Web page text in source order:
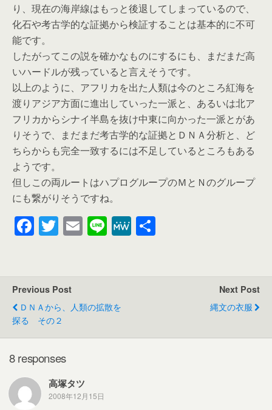
り、現在の海岸線はもっと後退してしまっているので、
化石や考古学的な証拠から検証することは基本的に不可
能です。
したがってこの説を確かなものにするにも、まだまだ高
いハードルが残っていると言えそうです。
以上のように、アフリカを出た人類は今のところ紅海を
渡りアジア方面に進出していった一派と、あるいは北ア
フリカからシナイ半島を抜け中東に向かった一派とがあ
りそうで、まだまだ考古学的な証拠とＤＮＡ分析と、ど
ちらからも完全一致するには不足しているところもある
ようです。
但しこの両ルートはハプログループのＭとＮのグループ
にも繋がりそうですね。
F
a
e
b
o
o
k
T
wi
er
E
m
Li
n
M
e
Previous Post
ＤＮＡから、人類の拡散を
探る その２
Next Post
縄文の衣服
8 responses
高塚タツ
2008年12月15日